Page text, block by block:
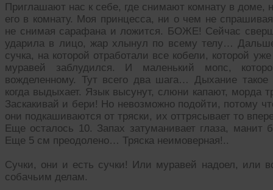
Приглашают нас к себе, где снимают комнату в
его в комнату. Моя принцесса, ни о чем не
не снимая сарафана и ложится. БОЖЕ! Сейчас
ударила в лицо, жар хлынул по всему телу…
сучка, на которой отработали все кобели, которой
муравей заблудился. И маленький мопс,
вожделенному. Тут всего два шага… Дыхание такое
когда выдыхает. Язык высунут, слюни капают, морда
Заскакивай и бери! Но невозможно подойти, потому
они подкашиваются от тряски, их оттрясывает то
Еще осталось 10. Запах затуманивает глаза, манит
Еще 5 см преодолено… Тряска неимоверная!..
Сучки, они и есть сучки! Или муравей надоел, или
собачьим делам.